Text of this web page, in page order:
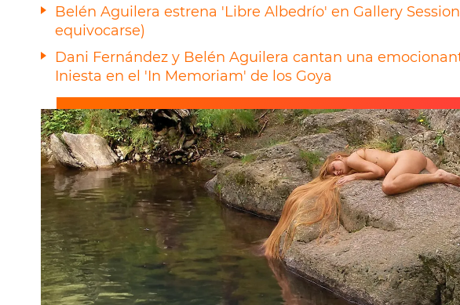
Belén Aguilera estrena 'Libre Albedrío' en Gallery
equivocarse)
Dani Fernández y Belén Aguilera cantan una
Iniesta en el 'In Memoriam' de los Goya